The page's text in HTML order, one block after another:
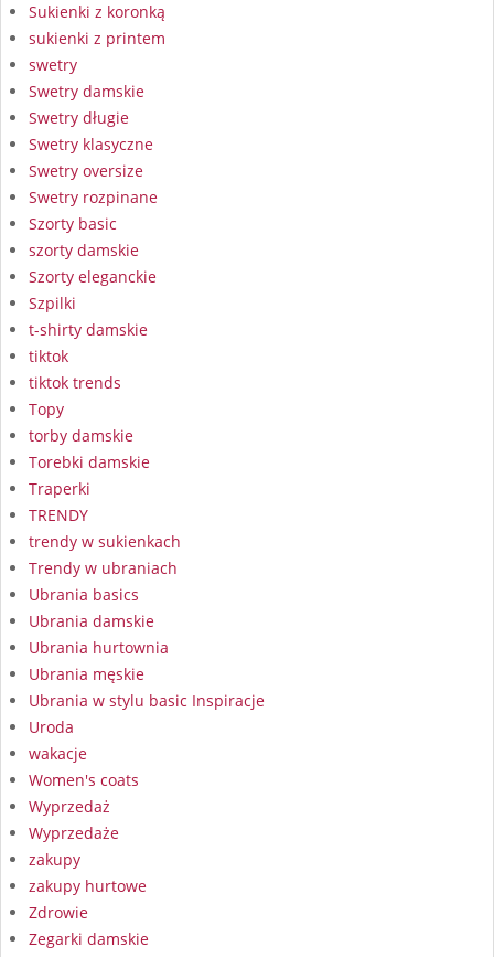
Sukienki z koronką
sukienki z printem
swetry
Swetry damskie
Swetry długie
Swetry klasyczne
Swetry oversize
Swetry rozpinane
Szorty basic
szorty damskie
Szorty eleganckie
Szpilki
t-shirty damskie
tiktok
tiktok trends
Topy
torby damskie
Torebki damskie
Traperki
TRENDY
trendy w sukienkach
Trendy w ubraniach
Ubrania basics
Ubrania damskie
Ubrania hurtownia
Ubrania męskie
Ubrania w stylu basic Inspiracje
Uroda
wakacje
Women's coats
Wyprzedaż
Wyprzedaże
zakupy
zakupy hurtowe
Zdrowie
Zegarki damskie